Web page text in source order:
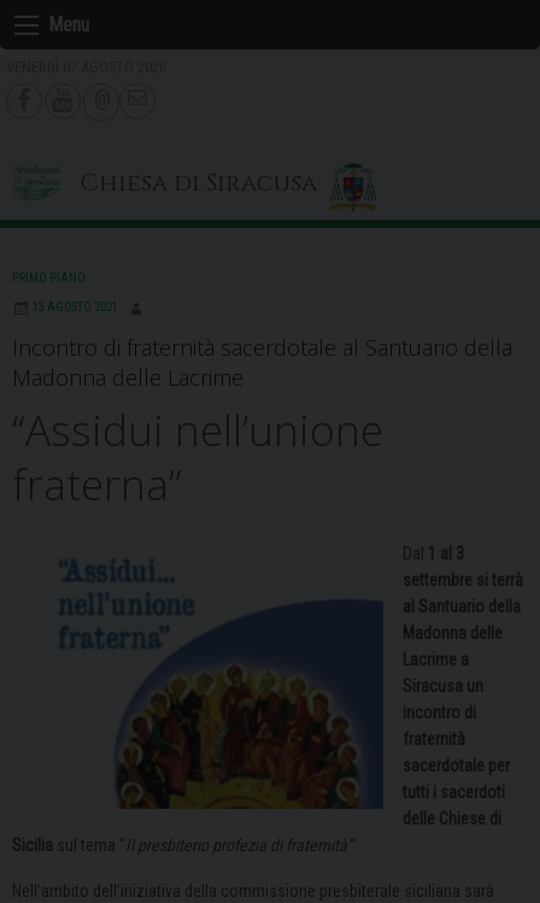
Skip
to
Menu
Chiesa di Siracusa
PRIMO PIANO
13 AGOSTO 2021
Incontro di fraternità sacerdotale al Santuario della
Madonna delle Lacrime
“Assidui nell’unione
fraterna”
Dal 1 al 3
settembre si terrà
al Santuario della
Madonna delle
Lacrime a
Siracusa un
incontro di
fraternità
sacerdotale per
tutti i sacerdoti
delle Chiese di
Sicilia sul tema “Il presbiterio profezia di fraternità”.
Nell’ambito dell’iniziativa della commissione presbiterale siciliana sarà